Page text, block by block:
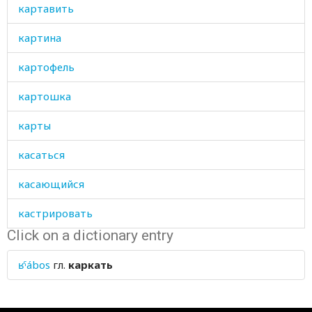
картавить
картина
картофель
картошка
карты
касаться
касающийся
кастрировать
кастрюля
кататься
Click on a dictionary entry
ʁˤábos гл. каркать